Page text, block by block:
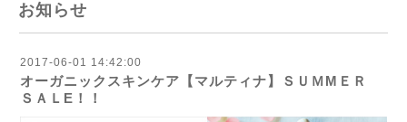
お知らせ
2017-06-01 14:42:00
オーガニックスキンケア【マルティナ】ＳＵＭMＥＲ
ＳＡＬE！！